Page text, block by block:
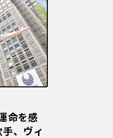
命を感
、ヴィ